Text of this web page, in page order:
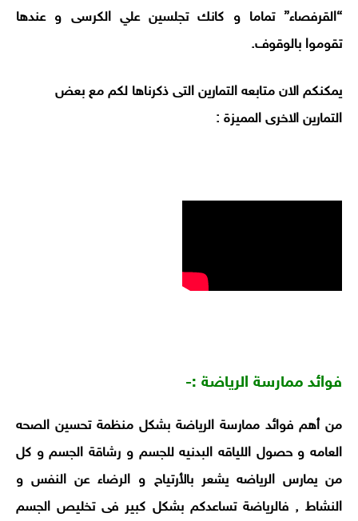
“القرفصاء” تماما و كانك تجلسين علي الكرسى و عندها
تقوموا بالوقوف.
يمكنكم الان متابعه التمارين التى ذكرناها لكم مع بعض
التمارين الاخرى المميزة :
فوائد ممارسة الرياضة :-
من أهم فوائد ممارسة الرياضة بشكل منظمة تحسين الصحه
العامه و حصول اللياقه البدنيه للجسم و رشاقة الجسم و كل
من يمارس الرياضه يشعر بالأرتياح و الرضاء عن النفس و
النشاط , فالرياضة تساعدكم بشكل كبير فى تخليص الجسم